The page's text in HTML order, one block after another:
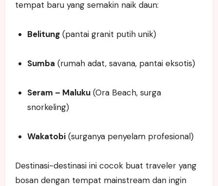
tempat baru yang semakin naik daun:
Belitung (pantai granit putih unik)
Sumba (rumah adat, savana, pantai eksotis)
Seram – Maluku (Ora Beach, surga
snorkeling)
Wakatobi (surganya penyelam profesional)
Destinasi-destinasi ini cocok buat traveler yang
bosan dengan tempat mainstream dan ingin